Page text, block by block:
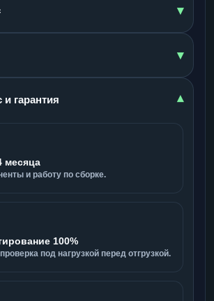
▾
▾
и гарантия ▾
месяца
и работу по сборке.
100%
под нагрузкой перед отгрузкой.